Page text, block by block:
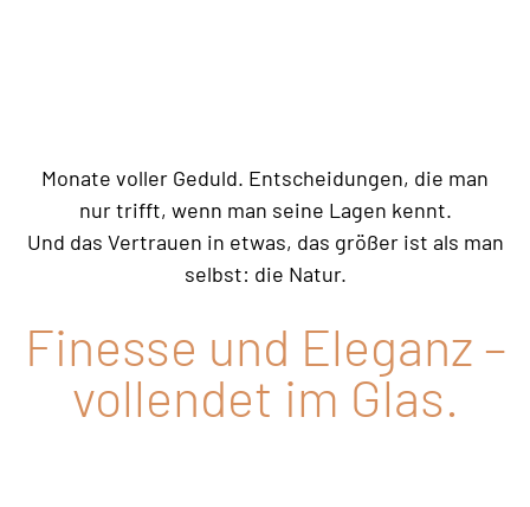
Monate voller Geduld. Entscheidungen, die man
nur trifft, wenn man seine Lagen kennt.
Und das Vertrauen in etwas, das größer ist als man
selbst: die Natur.
Finesse und Eleganz –
vollendet im Glas.